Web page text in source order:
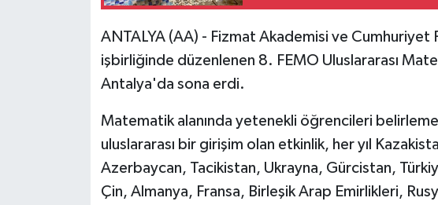
ANTALYA (AA) - Fizmat Akademisi ve Cumhuriyet
işbirliğinde düzenlenen 8. FEMO Uluslararası
Antalya'da sona erdi.
Matematik alanında yetenekli öğrencileri
uluslararası bir girişim olan etkinlik, her yıl
Azerbaycan, Tacikistan, Ukrayna, Gürcistan,
Çin, Almanya, Fransa, Birleşik Arap Emirlikleri,